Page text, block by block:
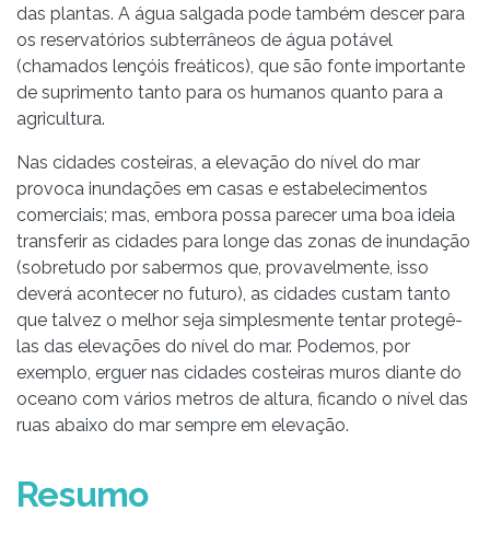
das plantas. A água salgada pode também descer para
os reservatórios subterrâneos de água potável
(chamados lençóis freáticos), que são fonte importante
de suprimento tanto para os humanos quanto para a
agricultura.
Nas cidades costeiras, a elevação do nível do mar
provoca inundações em casas e estabelecimentos
comerciais; mas, embora possa parecer uma boa ideia
transferir as cidades para longe das zonas de inundação
(sobretudo por sabermos que, provavelmente, isso
deverá acontecer no futuro), as cidades custam tanto
que talvez o melhor seja simplesmente tentar protegê-
las das elevações do nível do mar. Podemos, por
exemplo, erguer nas cidades costeiras muros diante do
oceano com vários metros de altura, ficando o nível das
ruas abaixo do mar sempre em elevação.
Resumo